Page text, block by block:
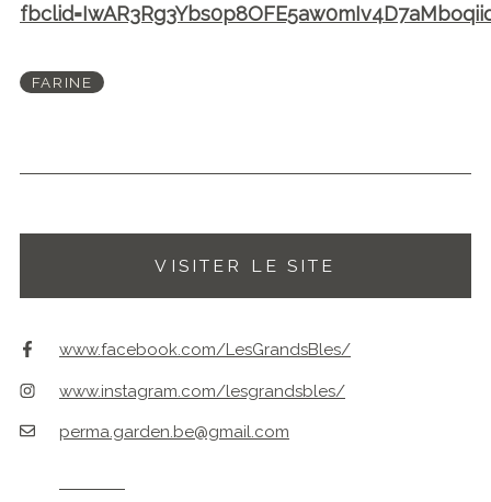
FARINE
VISITER LE SITE
www.facebook.com/LesGrandsBles/
www.instagram.com/lesgrandsbles/
perma.garden.be@gmail.com